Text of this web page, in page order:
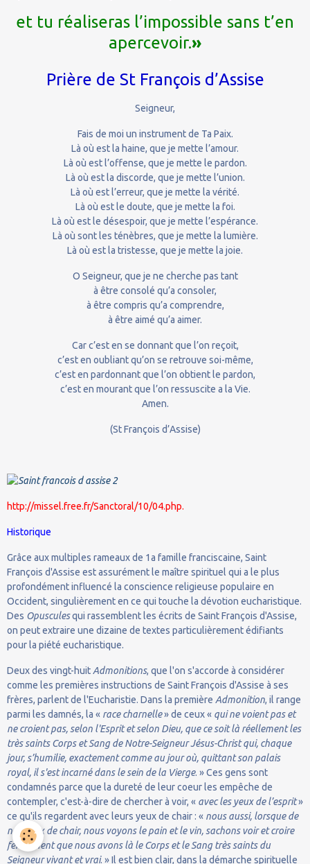
et tu réaliseras l’impossible sans t’en
apercevoir.»
Prière de St François d’Assise
Seigneur,
Fais de moi un instrument de Ta Paix.
Là où est la haine, que je mette l’amour.
Là où est l’offense, que je mette le pardon.
Là où est la discorde, que je mette l’union.
Là où est l’erreur, que je mette la vérité.
Là où est le doute, que je mette la foi.
Là où est le désespoir, que je mette l’espérance.
Là où sont les ténèbres, que je mette la lumière.
Là où est la tristesse, que je mette la joie.
O Seigneur, que je ne cherche pas tant
à être consolé qu’a consoler,
à être compris qu’a comprendre,
à être aimé qu’a aimer.
Car c’est en se donnant que l’on reçoit,
c’est en oubliant qu’on se retrouve soi-même,
c’est en pardonnant que l’on obtient le pardon,
c’est en mourant que l’on ressuscite a la Vie.
Amen.
(St François d’Assise)
http://missel.free.fr/Sanctoral/10/04.php.
Historique
Grâce aux multiples rameaux de 1a famille franciscaine, Saint
François d'Assise est assurément le maître spirituel qui a le plus
profondément influencé la conscience religieuse populaire en
Occident, singulièrement en ce qui touche la dévotion eucharistique.
Des Opusculesqui rassemblent les écrits de Saint François d'Assise,
on peut extraire une dizaine de textes particulièrement édifiants
pour la piété eucharistique.
Deux des vingt-huit Admonitions, que l'on s'accorde à considérer
comme les premières instructions de Saint François d'Assise à ses
frères, parlent de l'Eucharistie. Dans la première Admonition, il range
parmi les damnés, la « race charnelle» de ceux « qui ne voient pas et
ne croient pas, selon l'Esprit et selon Dieu, que ce soit là réellement les
très saints Corps et Sang de Notre-Seigneur Jésus-Christ qui, chaque
jour, s’humilie, exactement comme au jour où, quittant son palais
royal, il s'est incarné dans le sein de la Vierge. » Ces gens sont
condamnés parce que la dureté de leur coeur les empêche de
contempler, c'est-à-dire de chercher à voir, « avec les yeux de l’esprit»
ce qu'ils regardent avec leurs yeux de chair : « nous aussi, lorsque de
nos yeux de chair, nous voyons le pain et le vin, sachons voir et croire
fermement que nous avons là le Corps et le Sang très saints du
Seigneur vivant et vrai. » Il est bien clair, dans la démarche spirituelle